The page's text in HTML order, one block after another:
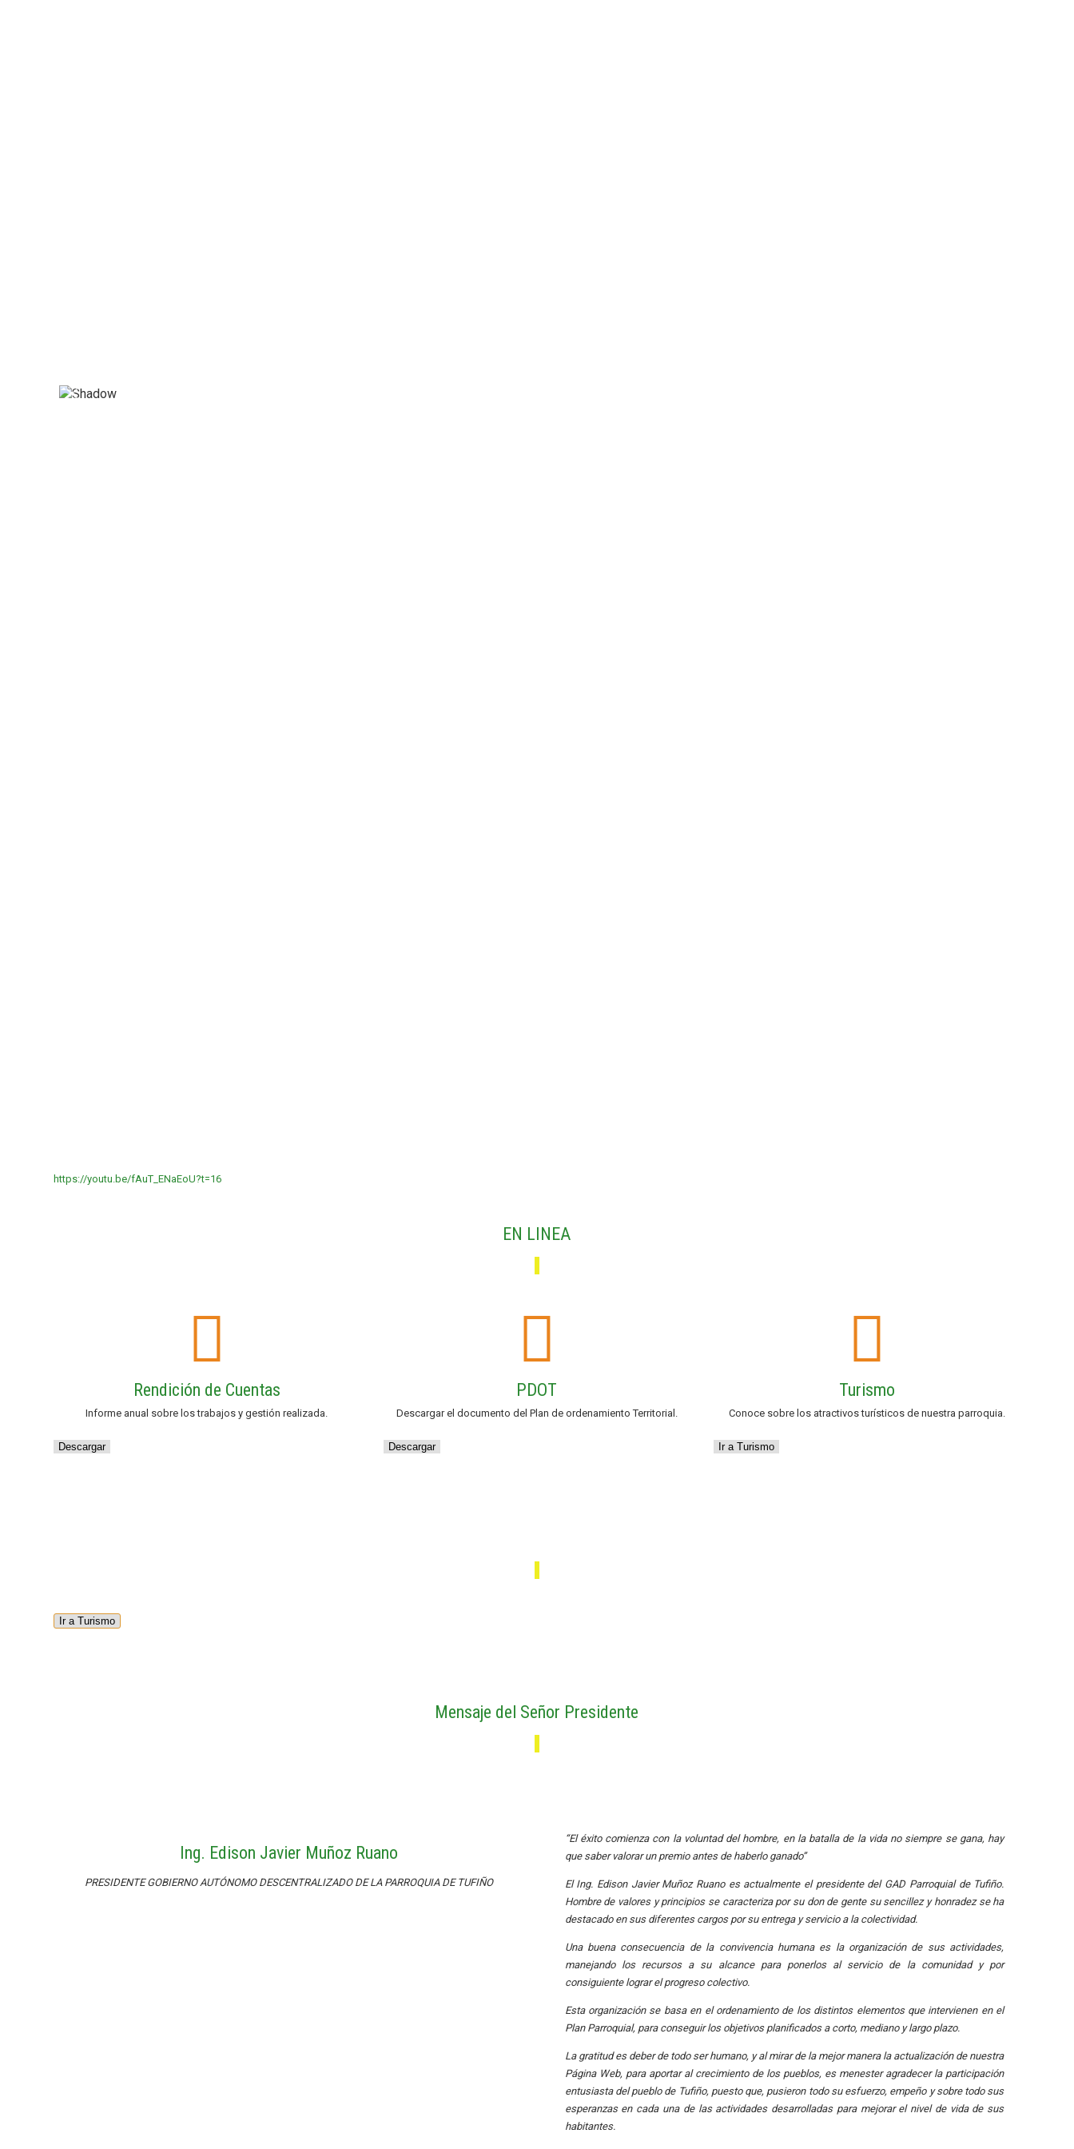
https://youtu.be/fAuT_ENaEoU?t=16
EN LINEA
Rendición de Cuentas
Informe anual sobre los trabajos y gestión realizada.
Descargar
PDOT
Descargar el documento del Plan de ordenamiento Territorial.
Descargar
Turismo
Conoce sobre los atractivos turísticos de nuestra parroquia.
Ir a Turismo
Ir a Turismo
Mensaje del Señor Presidente
Ing. Edison Javier Muñoz Ruano
PRESIDENTE GOBIERNO AUTÓNOMO DESCENTRALIZADO DE LA PARROQUIA DE TUFIÑO
“El éxito comienza con la voluntad del hombre, en la batalla de la vida no siempre se gana, hay
que saber valorar un premio antes de haberlo ganado”
El Ing. Edison Javier Muñoz Ruano es actualmente el presidente del GAD Parroquial de Tufiño.
Hombre de valores y principios se caracteriza por su don de gente su sencillez y honradez se ha
destacado en sus diferentes cargos por su entrega y servicio a la colectividad.
Una buena consecuencia de la convivencia humana es la organización de sus actividades,
manejando los recursos a su alcance para ponerlos al servicio de la comunidad y por
consiguiente lograr el progreso colectivo.
Esta organización se basa en el ordenamiento de los distintos elementos que intervienen en el
Plan Parroquial, para conseguir los objetivos planificados a corto, mediano y largo plazo.
La gratitud es deber de todo ser humano, y al mirar de la mejor manera la actualización de nuestra
Página Web, para aportar al crecimiento de los pueblos, es menester agradecer la participación
entusiasta del pueblo de Tufiño, puesto que, pusieron todo su esfuerzo, empeño y sobre todo sus
esperanzas en cada una de las actividades desarrolladas para mejorar el nivel de vida de sus
habitantes.